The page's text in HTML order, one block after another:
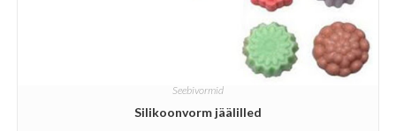
Seebivormid
Silikoonvorm jäälilled